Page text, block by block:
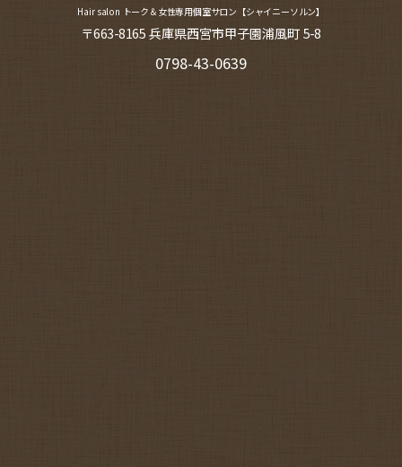
Hair salon トーク＆女性専用個室サロン【シャイニーソルン】
〒663-8165 兵庫県西宮市甲子園浦風町 5-8
0798-43-0639